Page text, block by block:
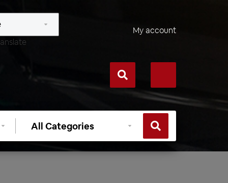
My account
Select
category